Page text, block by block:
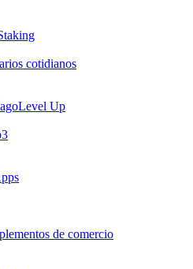
cotidianos
Level Up
de comercio